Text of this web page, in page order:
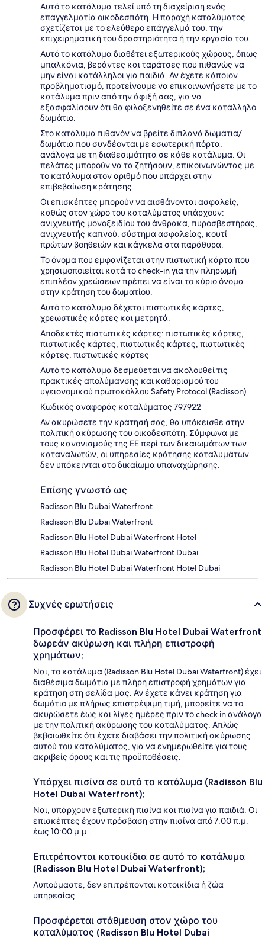
Αυτό το κατάλυμα τελεί υπό τη διαχείριση ενός
επαγγελματία οικοδεσπότη. Η παροχή καταλύματος
σχετίζεται με το ελεύθερο επάγγελμά του, την
επιχειρηματική του δραστηριότητα ή την εργασία του.
Αυτό το κατάλυμα διαθέτει εξωτερικούς χώρους, όπως
μπαλκόνια, βεράντες και ταράτσες που πιθανώς να
μην είναι κατάλληλοι για παιδιά. Αν έχετε κάποιον
προβληματισμό, προτείνουμε να επικοινωνήσετε με το
κατάλυμα πριν από την άφιξή σας, για να
εξασφαλίσουν ότι θα φιλοξενηθείτε σε ένα κατάλληλο
δωμάτιο.
Στο κατάλυμα πιθανόν να βρείτε διπλανά δωμάτια/
δωμάτια που συνδέονται με εσωτερική πόρτα,
ανάλογα με τη διαθεσιμότητα σε κάθε κατάλυμα. Οι
πελάτες μπορούν να τα ζητήσουν, επικοινωνώντας με
το κατάλυμα στον αριθμό που υπάρχει στην
επιβεβαίωση κράτησης.
Οι επισκέπτες μπορούν να αισθάνονται ασφαλείς,
καθώς στον χώρο του καταλύματος υπάρχουν:
ανιχνευτής μονοξειδίου του άνθρακα, πυροσβεστήρας,
ανιχνευτής καπνού, σύστημα ασφαλείας, κουτί
πρώτων βοηθειών και κάγκελα στα παράθυρα.
Το όνομα που εμφανίζεται στην πιστωτική κάρτα που
χρησιμοποιείται κατά το check-in για την πληρωμή
επιπλέον χρεώσεων πρέπει να είναι το κύριο όνομα
στην κράτηση του δωματίου.
Αυτό το κατάλυμα δέχεται πιστωτικές κάρτες,
χρεωστικές κάρτες και μετρητά.
Αποδεκτές πιστωτικές κάρτες: πιστωτικές κάρτες,
πιστωτικές κάρτες, πιστωτικές κάρτες, πιστωτικές
κάρτες, πιστωτικές κάρτες
Αυτό το κατάλυμα δεσμεύεται να ακολουθεί τις
πρακτικές απολύμανσης και καθαρισμού του
υγειονομικού πρωτοκόλλου Safety Protocol (Radisson).
Κωδικός αναφοράς καταλύματος 797922
Αν ακυρώσετε την κράτησή σας, θα υπόκεισθε στην
πολιτική ακύρωσης του οικοδεσπότη. Σύμφωνα με
τους κανονισμούς της ΕΕ περί των δικαιωμάτων των
καταναλωτών, οι υπηρεσίες κράτησης καταλυμάτων
δεν υπόκεινται στο δικαίωμα υπαναχώρησης.
Επίσης γνωστό ως
Radisson Blu Dubai Waterfront
Radisson Blu Dubai Waterfront
Radisson Blu Hotel Dubai Waterfront Hotel
Radisson Blu Hotel Dubai Waterfront Dubai
Radisson Blu Hotel Dubai Waterfront Hotel Dubai
Συχνές ερωτήσεις
Προσφέρει το Radisson Blu Hotel Dubai Waterfront
δωρεάν ακύρωση και πλήρη επιστροφή
χρημάτων;
Ναι, το κατάλυμα (Radisson Blu Hotel Dubai Waterfront) έχει
διαθέσιμα δωμάτια με πλήρη επιστροφή χρημάτων για
κράτηση στη σελίδα μας. Αν έχετε κάνει κράτηση για
δωμάτιο με πλήρως επιστρέψιμη τιμή, μπορείτε να το
ακυρώσετε έως και λίγες ημέρες πριν το check in ανάλογα
με την πολιτική ακύρωσης του καταλύματος. Απλώς
βεβαιωθείτε ότι έχετε διαβάσει την πολιτική ακύρωσης
αυτού του καταλύματος, για να ενημερωθείτε για τους
ακριβείς όρους και τις προϋποθέσεις.
Υπάρχει πισίνα σε αυτό το κατάλυμα (Radisson Blu
Hotel Dubai Waterfront);
Ναι, υπάρχουν εξωτερική πισίνα και πισίνα για παιδιά. Οι
επισκέπτες έχουν πρόσβαση στην πισίνα από 7:00 π.μ.
έως 10:00 μ.μ..
Επιτρέπονται κατοικίδια σε αυτό το κατάλυμα
(Radisson Blu Hotel Dubai Waterfront);
Λυπούμαστε, δεν επιτρέπονται κατοικίδια ή ζώα
υπηρεσίας.
Προσφέρεται στάθμευση στον χώρο του
καταλύματος (Radisson Blu Hotel Dubai